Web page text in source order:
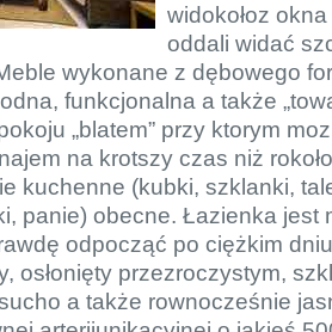
widokołoz
oddali widać
wykonane z dębowego
funkcjonalna a także
„blatem” przy ktorym
na krotszy czas niż
kuchenne (kubki, szklanki,
panie) obecne. Łazienka jest
odpocząć po ciężkim
osłonięty przezroczystym,
a także rownocześnie